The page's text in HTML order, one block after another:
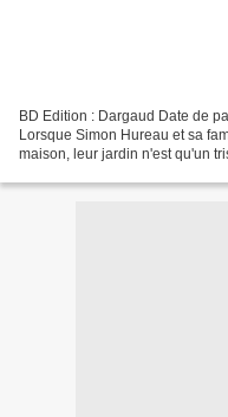
BD Edition : Dargaud Date de
Lorsque Simon Hureau et sa
maison, leur jardin n'est qu'un